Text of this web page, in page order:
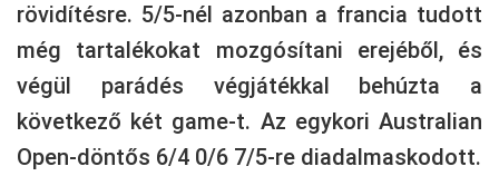
rövidítésre. 5/5-nél azonban a francia tudott
még tartalékokat mozgósítani erejéből, és
végül parádés végjátékkal behúzta a
következő két game-t. Az egykori Australian
Open-döntős 6/4 0/6 7/5-re diadalmaskodott.